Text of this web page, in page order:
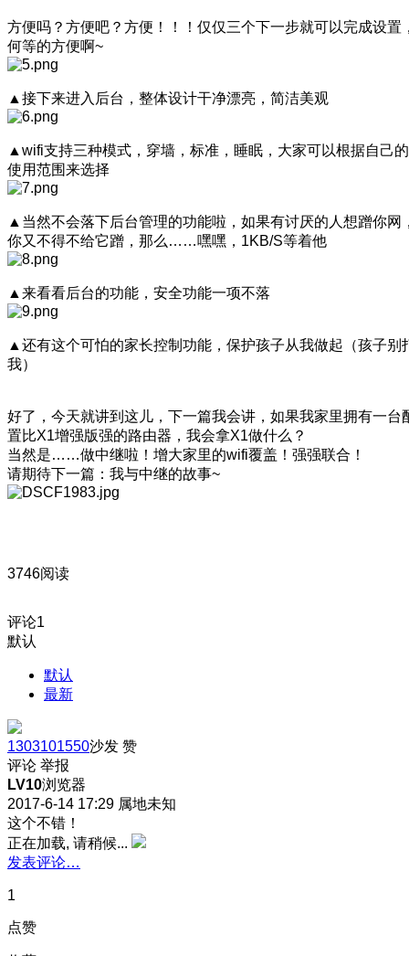
方便吗？方便吧？方便！！！仅仅三个下一步就可以完成设置
何等的方便啊~
▲接下来进入后台，整体设计干净漂亮，简洁美观
▲wifi支持三种模式，穿墙，标准，睡眠，大家可以根据自己的
使用范围来选择
▲当然不会落下后台管理的功能啦，如果有讨厌的人想蹭你网
你又不得不给它蹭，那么……嘿嘿，1KB/S等着他
▲来看看后台的功能，安全功能一项不落
▲还有这个可怕的家长控制功能，保护孩子从我做起（孩子别
我）
好了，今天就讲到这儿，下一篇我会讲，如果我家里拥有一台
置比X1增强版强的路由器，我会拿X1做什么？
当然是……做中继啦！增大家里的wifi覆盖！强强联合！
请期待下一篇：我与中继的故事~
3746阅读
评论1
默认
默认
最新
1303101550沙发 赞
评论 举报
LV10浏览器
2017-6-14 17:29 属地未知
这个不错！
正在加载, 请稍候...
发表评论…
1
点赞